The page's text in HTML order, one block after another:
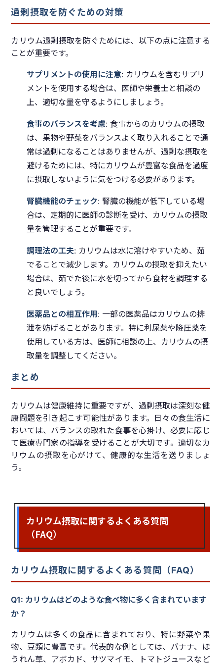
過剰摂取を防ぐための対策
カリウム過剰摂取を防ぐためには、以下の点に注意する
ことが重要です。
サプリメントの使用に注意: カリウムを含むサプリ
メントを使用する場合は、医師や栄養士と相談の
上、適切な量を守るようにしましょう。
食事のバランスを考慮: 食事からのカリウムの摂取
は、果物や野菜をバランスよく取り入れることで通
常は過剰になることはありませんが、過剰な摂取を
避けるためには、特にカリウムが豊富な食品を過度
に摂取しないように気をつける必要があります。
腎臓機能のチェック: 腎臓の機能が低下している場
合は、定期的に医師の診断を受け、カリウムの摂取
量を管理することが重要です。
調理法の工夫: カリウムは水に溶けやすいため、茹
でることで減少します。カリウムの摂取を抑えたい
場合は、茹でた後に水を切ってから食材を調理する
と良いでしょう。
医薬品との相互作用: 一部の医薬品はカリウムの排
泄を妨げることがあります。特に利尿薬や降圧薬を
使用している方は、医師に相談の上、カリウムの摂
取量を調整してください。
まとめ
カリウムは健康維持に重要ですが、過剰摂取は深刻な健
康問題を引き起こす可能性があります。日々の食生活に
おいては、バランスの取れた食事を心掛け、必要に応じ
て医療専門家の指導を受けることが大切です。適切なカ
リウムの摂取を心がけて、健康的な生活を送りましょ
う。
カリウム摂取に関するよくある質問
（FAQ）
カリウム摂取に関するよくある質問（FAQ）
Q1: カリウムはどのような食べ物に多く含まれています
か？
カリウムは多くの食品に含まれており、特に野菜や果
物、豆類に豊富です。代表的な例としては、バナナ、ほ
うれん草、アボカド、サツマイモ、トマトジュースなど